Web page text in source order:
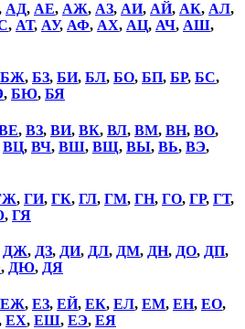
АД, АЕ, АЖ, АЗ, АИ, АЙ, АК, АЛ,
, АТ, АУ, АФ, АХ, АЦ, АЧ, АШ,
БЖ, БЗ, БИ, БЛ, БО, БП, БР, БС,
, БЮ, БЯ
, ВЗ, ВИ, ВК, ВЛ, ВМ, ВН, ВО,
ВЦ, ВЧ, ВШ, ВЩ, ВЫ, ВЬ, ВЭ,
, ГИ, ГК, ГЛ, ГМ, ГН, ГО, ГР, ГТ,
, ГЯ
ДЖ, ДЗ, ДИ, ДЛ, ДМ, ДН, ДО, ДП,
, ДЮ, ДЯ
ЕЖ, ЕЗ, ЕЙ, ЕК, ЕЛ, ЕМ, ЕН, ЕО,
ЕХ, ЕШ, ЕЭ, ЕЯ